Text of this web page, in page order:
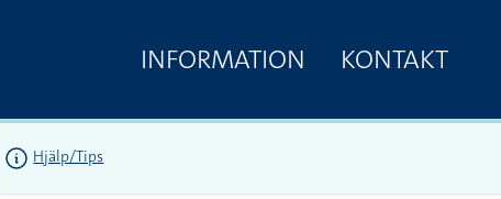
INFORMATION KONTAKT
Hjälp/Tips